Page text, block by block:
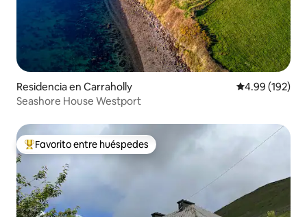
Residencia en Carraholly Calificación
4.99 (192)
Seashore House Westport
De los mejores en Favorito entre huéspedes
Favorito entre huéspedes